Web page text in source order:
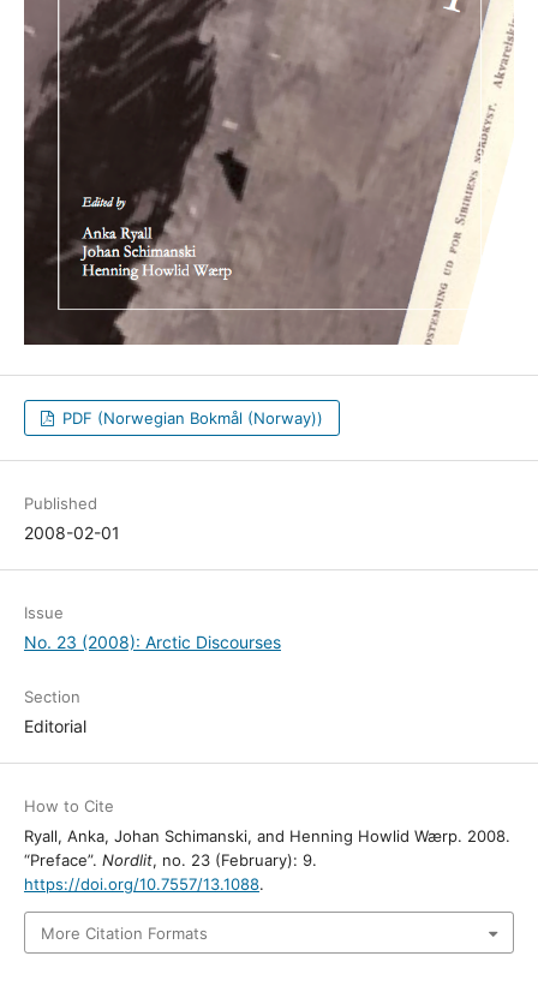
PDF (Norwegian Bokmål (Norway))
Published
2008-02-01
Issue
No. 23 (2008): Arctic Discourses
Section
Editorial
How to Cite
Ryall, Anka, Johan Schimanski, and Henning Howlid Wærp. 2008.
“Preface”. Nordlit, no. 23 (February): 9.
https://doi.org/10.7557/13.1088.
More Citation Formats